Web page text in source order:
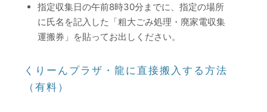
指定収集日の午前8時30分までに、指定の場所
に氏名を記入した「粗大ごみ処理・廃家電収集
運搬券」を貼ってお出しください。
くりーんプラザ・龍に直接搬入する方法
（有料）